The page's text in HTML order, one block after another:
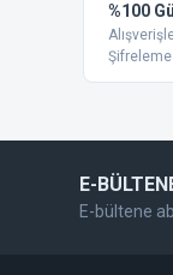
%100
Şifreleme
E-
E-bültene